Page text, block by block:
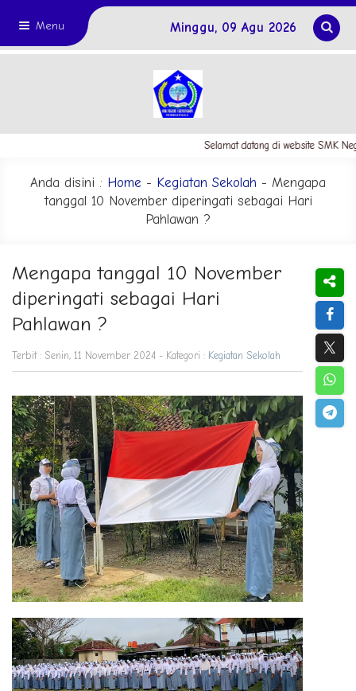
Menu Minggu, 09 Agu 2026
Selamat datang di website SMK
Anda disini : Home - Kegiatan Sekolah - Mengapa
tanggal 10 November diperingati sebagai Hari
Pahlawan ?
Mengapa tanggal 10 November
diperingati sebagai Hari
Pahlawan ?
Terbit : Senin, 11 November 2024 - Kategori : Kegiatan Sekolah